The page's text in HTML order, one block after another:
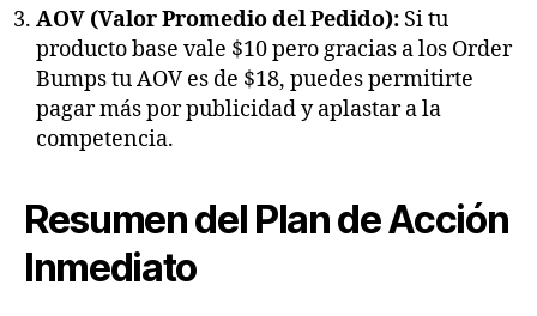
AOV (Valor Promedio del Pedido): Si tu
producto base vale $10 pero gracias a los Order
Bumps tu AOV es de $18, puedes permitirte
pagar más por publicidad y aplastar a la
competencia.
Resumen del Plan de Acción
Inmediato